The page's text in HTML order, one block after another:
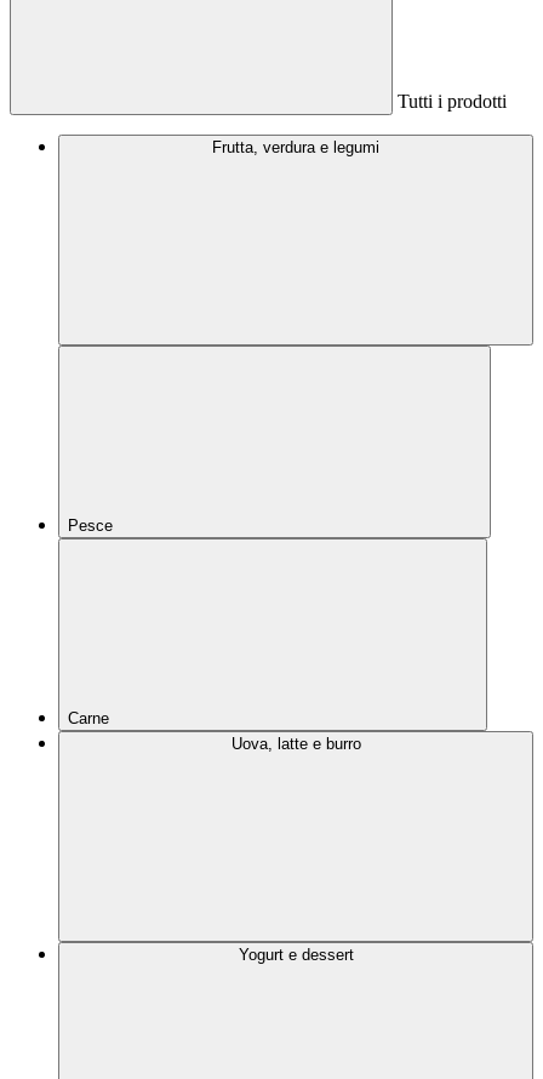
Tutti i prodotti
Frutta, verdura e legumi
Pesce
Carne
Uova, latte e burro
Yogurt e dessert